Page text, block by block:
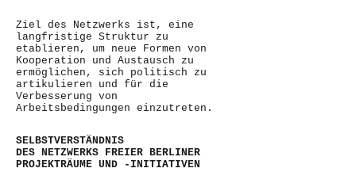
Ziel des Netzwerks ist, eine
langfristige Struktur zu
etablieren, um neue Formen von
Kooperation und Austausch zu
ermöglichen, sich politisch zu
artikulieren und für die
Verbesserung von
Arbeitsbedingungen einzutreten.
SELBSTVERSTÄNDNIS
DES NETZWERKS FREIER BERLINER
PROJEKTRÄUME UND -INITIATIVEN